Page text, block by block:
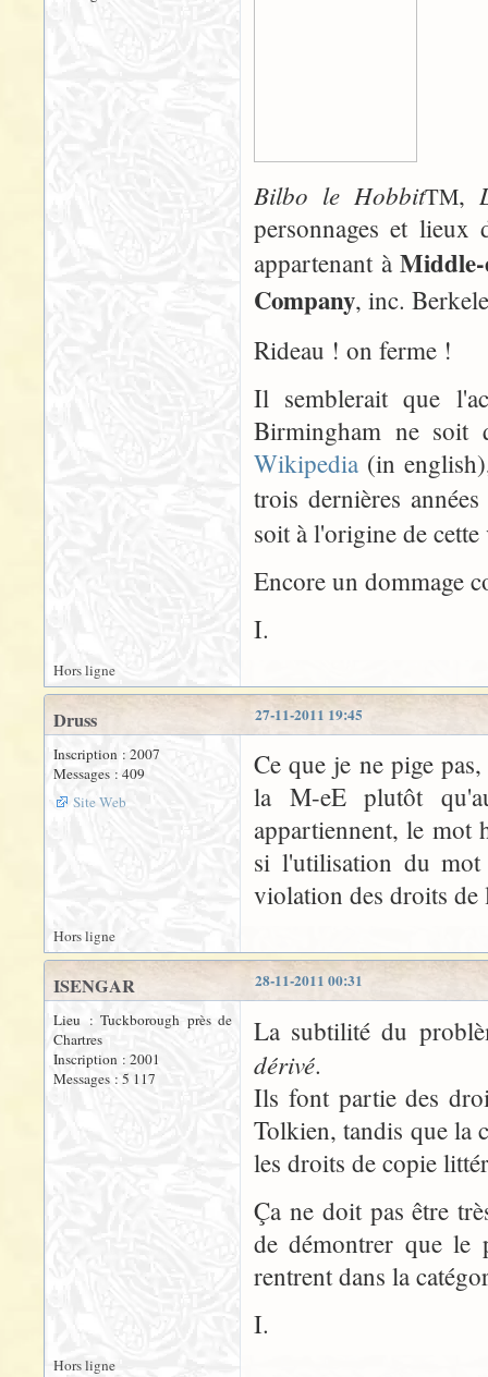
Bilbo le HobbitTM,
personnages et lieux
appartenant à
Company, inc.
Rideau ! on ferme !
Il semblerait que
Birmingham ne
Wikipedia (in
trois dernières
soit à l'origine de
Encore un dommage
I.
Hors ligne
27-11-2011 19:45
Druss
Inscription : 2007
Messages : 409
Site Web
Ce que je ne pige
la M-eE plutôt
appartiennent, le mot
si l'utilisation du mot
violation des droits de
Hors ligne
28-11-2011 00:31
ISENGAR
Lieu : Tuckborough près de
Chartres
Inscription : 2001
Messages : 5 117
La subtilité du
dérivé.
Ils font partie des
Tolkien, tandis que la
les droits de copie
Ça ne doit pas être
de démontrer que le
rentrent dans la
I.
Hors ligne